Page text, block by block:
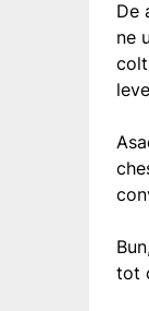
De
ne
tot